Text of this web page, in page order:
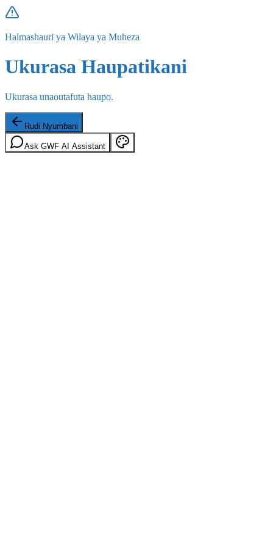
Halmashauri ya Wilaya ya Muheza
Ukurasa Haupatikani
Ukurasa unaoutafuta haupo.
Rudi Nyumbani
Ask GWF AI Assistant